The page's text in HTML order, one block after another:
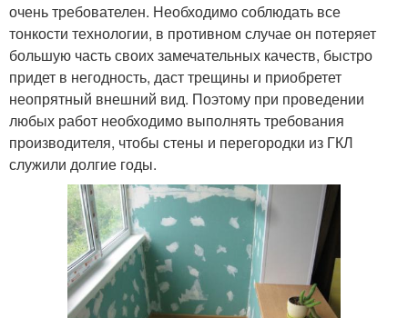
очень требователен. Необходимо соблюдать все
тонкости технологии, в противном случае он потеряет
большую часть своих замечательных качеств, быстро
придет в негодность, даст трещины и приобретет
неопрятный внешний вид. Поэтому при проведении
любых работ необходимо выполнять требования
производителя, чтобы стены и перегородки из ГКЛ
служили долгие годы.